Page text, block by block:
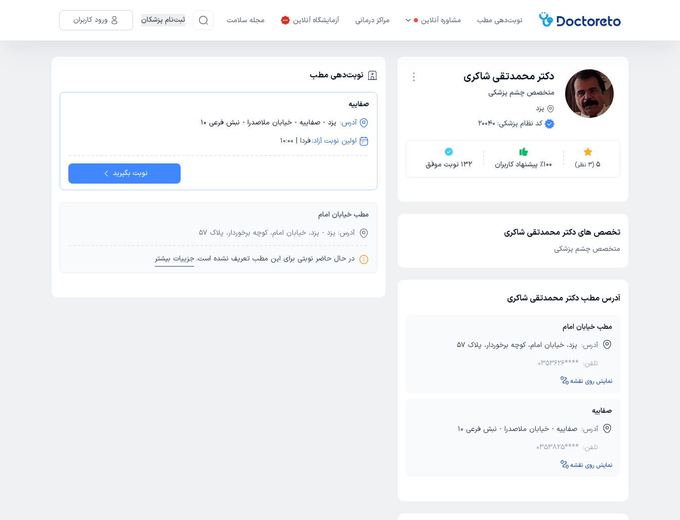
نوبت‌دهی مطب مشاوره آنلاین مراکز درمانی آزمایشگاه آنلاین مجله سلامت ثبت‌نام پزشکان ورود کاربران
دکتر محمدتقی شاکری
متخصص چشم پزشکی
یزد
کد نظام پزشکی:
20040
5
(
3 نظر) ٪100 پیشنهاد کاربران 132 نوبت موفق
نوبت‌دهی مطب
صفاییه
آدرس: یزد - صفاییه - خیابان ملاصدرا - نبش فرعی 10
اولین نوبت آزاد:فردا | 10:00
نوبت بگیرید
مطب خیابان امام
آدرس: یزد - یزد، خیابان امام، کوچه برخوردار، پلاک ۵۷
در حال حاضر نوبتی برای این مطب تعریف نشده است. جزییات بیشتر
تخصص های دکتر محمدتقی شاکری
متخصص چشم پزشکی
آدرس مطب دکتر محمدتقی شاکری
مطب خیابان امام
آدرس: یزد، خیابان امام، کوچه برخوردار، پلاک ۵۷
تلفن: 0353626****
نمایش روی نقشه
صفاییه
آدرس: صفاییه - خیابان ملاصدرا - نبش فرعی 10
تلفن: 0353825****
نمایش روی نقشه